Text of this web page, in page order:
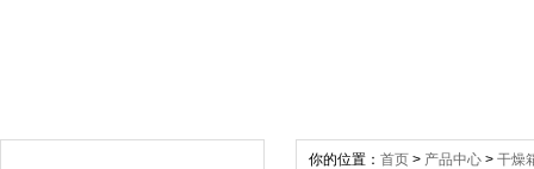
你的位置： 首页 > 产品中心 > 干燥